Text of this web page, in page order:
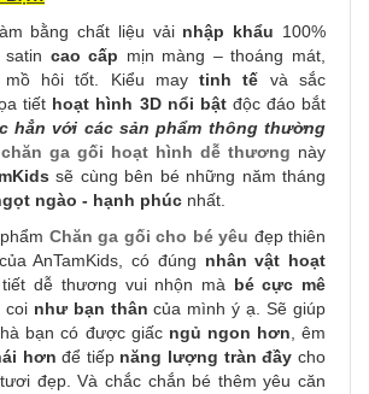
bằng chất liệu vải nhập khẩu 100%
cao cấp mịn màng – thoáng mát,
mồ hôi tốt. Kiểu maytinh tế và sắc
tiết hoạt hình 3D nổi bật độc đáo bắt
hẳn với các sản phẩm thông thường
ga gối hoạt hình dễ thương này
sẽ cùng bên bé những năm tháng
ngào - hạnh phúc nhất.
Chăn ga gối cho bé yêu đẹp thiên
AnTamKids, có đúng nhân vật hoạt
tiết dễ thương vui nhộn mà bé cực mê
coi như bạn thâncủa mình ý ạ. Sẽ giúp
bạn có được giấc ngủ ngon hơn , êm
hơn để tiếp năng lượng tràn đầy cho
đẹp. Và chắc chắn bé thêm yêu căn